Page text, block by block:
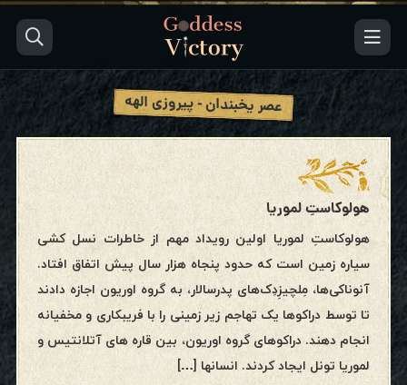
عصر یخبندان - پیروزی الهه
هولوکاستِ لموریا
هولوکاستِ لموریا اولین رویداد مهم از خاطرات نسل کشی
سیاره زمین است که حدود پنجاه هزار سال پیش اتفاق افتاد.
آنوناکی‌ها، مِلچیزِدِک‌های پدرسالار، به گروه اوریون اجازه دادند
تا توسط دراکوها یک تهاجم زیر زمینی را با فریبکاری و مخفیانه
انجام دهند. دراکوهای گروه اوریون، بین قاره های آتلانتیس و
لموریا تونل ایجاد کردند. انسانها […]